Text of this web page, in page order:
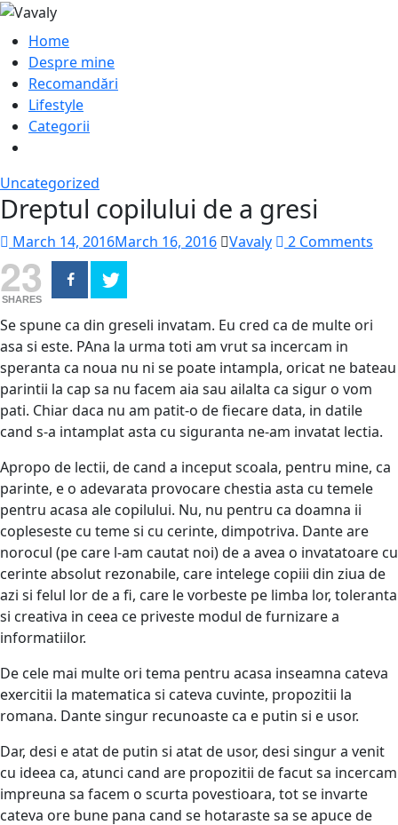
Home
Despre mine
Recomandări
Lifestyle
Categorii
Uncategorized
Dreptul copilului de a gresi
March 14, 2016March 16, 2016 Vavaly 2 Comments
23
SHARES
Se spune ca din greseli invatam. Eu cred ca de multe ori
asa si este. PAna la urma toti am vrut sa incercam in
speranta ca noua nu ni se poate intampla, oricat ne bateau
parintii la cap sa nu facem aia sau ailalta ca sigur o vom
pati. Chiar daca nu am patit-o de fiecare data, in datile
cand s-a intamplat asta cu siguranta ne-am invatat lectia.
Apropo de lectii, de cand a inceput scoala, pentru mine, ca
parinte, e o adevarata provocare chestia asta cu temele
pentru acasa ale copilului. Nu, nu pentru ca doamna ii
copleseste cu teme si cu cerinte, dimpotriva. Dante are
norocul (pe care l-am cautat noi) de a avea o invatatoare cu
cerinte absolut rezonabile, care intelege copiii din ziua de
azi si felul lor de a fi, care le vorbeste pe limba lor, toleranta
si creativa in ceea ce priveste modul de furnizare a
informatiilor.
De cele mai multe ori tema pentru acasa inseamna cateva
exercitii la matematica si cateva cuvinte, propozitii la
romana. Dante singur recunoaste ca e putin si e usor.
Dar, desi e atat de putin si atat de usor, desi singur a venit
cu ideea ca, atunci cand are propozitii de facut sa incercam
impreuna sa facem o scurta povestioara, tot se invarte
cateva ore bune pana cand se hotaraste sa se apuce de